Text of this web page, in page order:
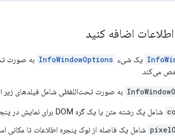
اضافه کنید
یک شیء InfoWindowOptions به صورت
می‌کند.
به صورت تحت‌اللفظی شامل فیلدهای زیر
شامل یک رشته متن یا یک گره DOM برای نمایش در پنجره اطلاعات است.
شامل یک فاصله از نوک پنجره اطلاعات تا مکانی